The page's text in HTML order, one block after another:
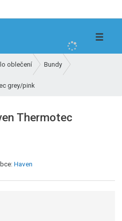
h
e
t
☰
oblečení Bundy
grey/pink
Thermotec
Haven